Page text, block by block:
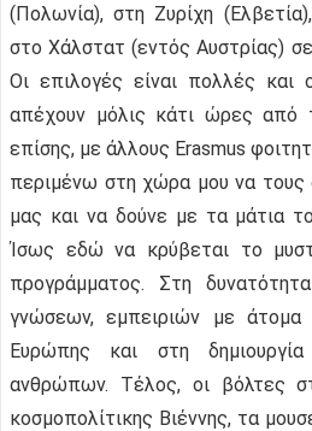
(Πολωνία), στη Ζυρίχη
στο Χάλστατ (εντός Αυστρίας)
Οι επιλογές είναι πολλές και
απέχουν μόλις κάτι ώρες από
επίσης, με άλλους Erasmus
περιμένω στη χώρα μου να τους
μας και να δούνε με τα μάτια
Ίσως εδώ να κρύβεται το
προγράμματος. Στη
γνώσεων, εμπειριών με
Ευρώπης και στη
ανθρώπων. Τέλος, οι βόλτες
κοσμοπολίτικης Βιέννης, τα